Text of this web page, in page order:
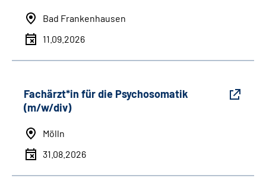
Bad Frankenhausen
11.09.2026
Fachärzt*in für die Psychosomatik
(m/w/div)
Mölln
31.08.2026